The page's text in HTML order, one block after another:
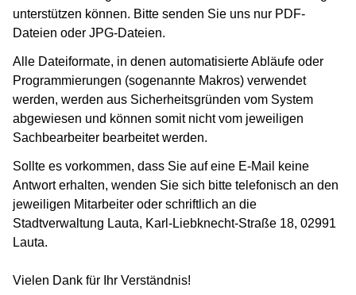
unterstützen können. Bitte senden Sie uns nur PDF-
Dateien oder JPG-Dateien.
Alle Dateiformate, in denen automatisierte Abläufe oder
Programmierungen (sogenannte Makros) verwendet
werden, werden aus Sicherheitsgründen vom System
abgewiesen und können somit nicht vom jeweiligen
Sachbearbeiter bearbeitet werden.
Sollte es vorkommen, dass Sie auf eine E-Mail keine
Antwort erhalten, wenden Sie sich bitte telefonisch an den
jeweiligen Mitarbeiter oder schriftlich an die
Stadtverwaltung Lauta, Karl-Liebknecht-Straße 18, 02991
Lauta.
Vielen Dank für Ihr Verständnis!